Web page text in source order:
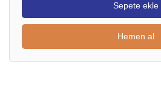
Sepete ekle
Hemen al